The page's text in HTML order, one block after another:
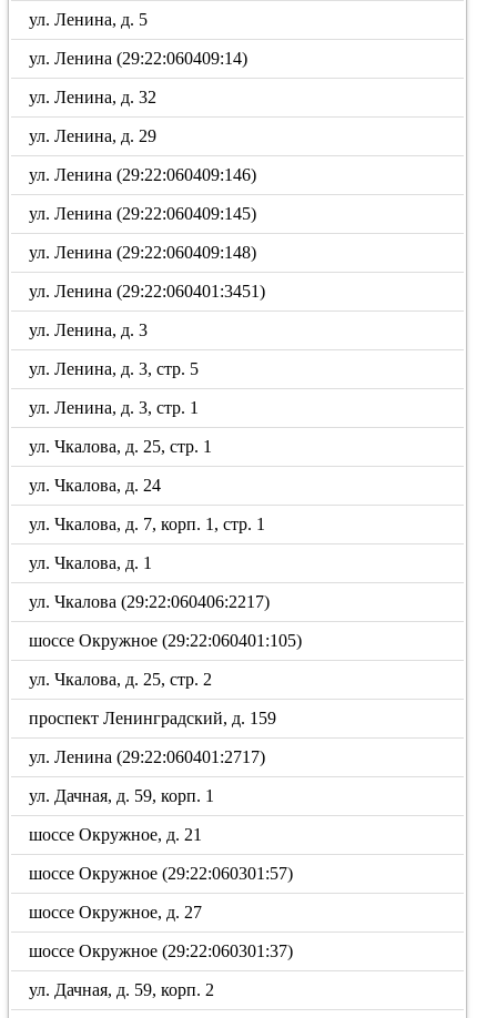
ул. Ленина, д. 5
ул. Ленина (29:22:060409:14)
ул. Ленина, д. 32
ул. Ленина, д. 29
ул. Ленина (29:22:060409:146)
ул. Ленина (29:22:060409:145)
ул. Ленина (29:22:060409:148)
ул. Ленина (29:22:060401:3451)
ул. Ленина, д. 3
ул. Ленина, д. 3, стр. 5
ул. Ленина, д. 3, стр. 1
ул. Чкалова, д. 25, стр. 1
ул. Чкалова, д. 24
ул. Чкалова, д. 7, корп. 1, стр. 1
ул. Чкалова, д. 1
ул. Чкалова (29:22:060406:2217)
шоссе Окружное (29:22:060401:105)
ул. Чкалова, д. 25, стр. 2
проспект Ленинградский, д. 159
ул. Ленина (29:22:060401:2717)
ул. Дачная, д. 59, корп. 1
шоссе Окружное, д. 21
шоссе Окружное (29:22:060301:57)
шоссе Окружное, д. 27
шоссе Окружное (29:22:060301:37)
ул. Дачная, д. 59, корп. 2